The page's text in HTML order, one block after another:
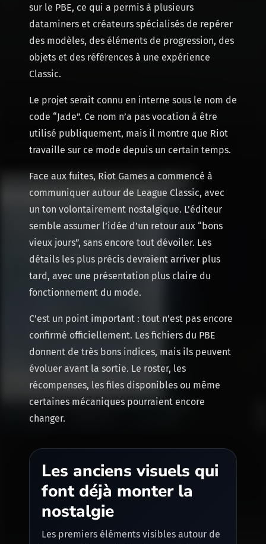
sur le PBE, ce qui a permis à plusieurs
dataminers et créateurs spécialisés de repérer
des modèles, des éléments de progression, des
objets et des références à une expérience
Classic.
Le projet serait connu en interne sous le nom de
code “Jade”. Ce nom n’a pas vocation à être
utilisé publiquement, mais il montre que Riot
travaille sur ce mode depuis un certain temps.
Face aux fuites, Riot Games a commencé à
communiquer autour de League Classic, avec
un ton volontairement nostalgique. L’éditeur
semble assumer l’idée d’un retour aux “bons
vieux jours”, sans encore tout dévoiler. Les
détails les plus précis devraient arriver plus
tard, avec une présentation plus claire du
fonctionnement du mode.
C’est un point important : tout n’est pas encore
confirmé officiellement. Les fichiers du PBE
donnent de très bons indices, mais ils peuvent
évoluer avant la sortie. Le roster, les
récompenses, les files disponibles ou même
certaines mécaniques pourraient encore
changer.
Les anciens visuels qui
font déjà monter la
nostalgie
Les premiers éléments visibles autour de